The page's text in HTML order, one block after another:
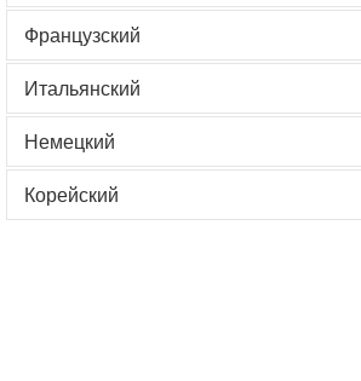
Французский
Итальянский
Немецкий
Корейский